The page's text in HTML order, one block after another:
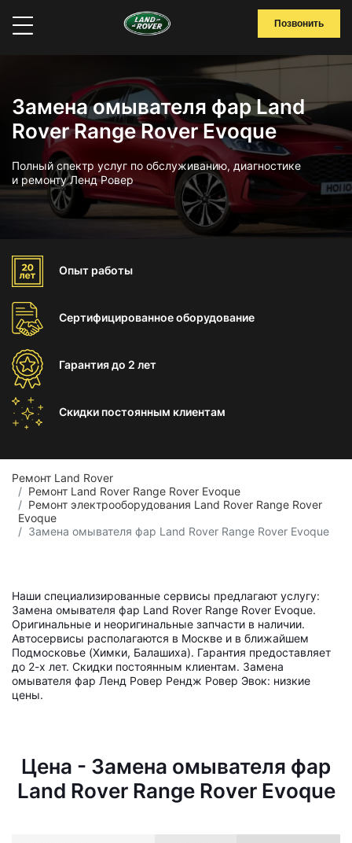
Позвонить
Замена омывателя фар Land
Rover Range Rover Evoque
Полный спектр услуг по обслуживанию, диагностике
и ремонту Ленд Ровер
Опыт работы
Сертифицированноеоборудование
Гарантиядо 2 лет
Скидки постоянным клиентам
Ремонт Land Rover
Ремонт Land Rover Range Rover Evoque
Ремонт электрооборудования Land Rover Range Rover
Evoque
Замена омывателя фар Land Rover Range Rover Evoque
Наши специализированные сервисы предлагают услугу:
Замена омывателя фар Land Rover Range Rover Evoque.
Оригинальные и неоригинальные запчасти в наличии.
Автосервисы располагаются в Москве и в ближайшем
Подмосковье (Химки, Балашиха). Гарантия предоставляет
до 2-х лет. Скидки постоянным клиентам. Замена
омывателя фар Ленд Ровер Рендж Ровер Эвок: низкие
цены.
Цена - Замена омывателя фар
Land Rover Range Rover Evoque